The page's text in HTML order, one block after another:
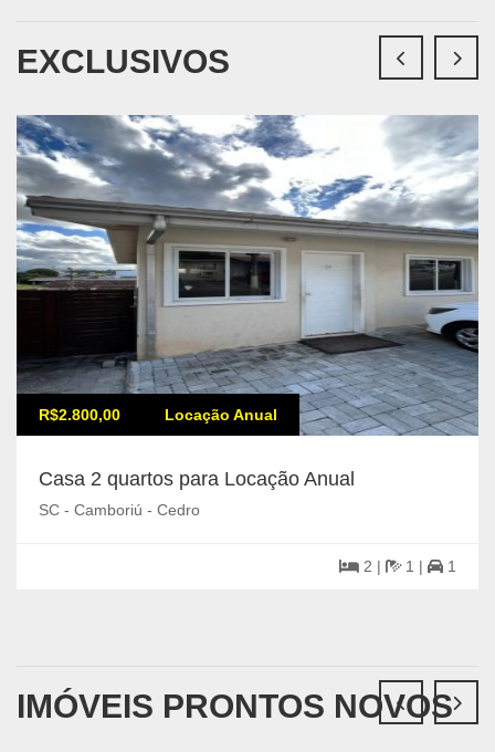
EXCLUSIVOS
R$2.800,00 Locação Anual
Casa 2 quartos para Locação Anual
SC - Camboriú - Cedro
2 | 1 | 1
IMÓVEIS PRONTOS NOVOS